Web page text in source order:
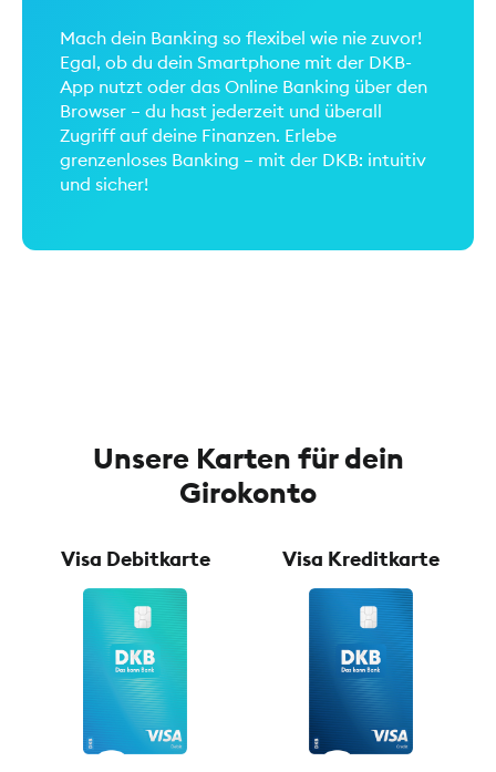
Mach dein Banking so flexibel wie nie zuvor!
Egal, ob du dein Smartphone mit der DKB-
App nutzt oder das Online Banking über den
Browser – du hast jederzeit und überall
Zugriff auf deine Finanzen. Erlebe
grenzenloses Banking – mit der DKB: intuitiv
und sicher!
Unsere Karten für dein
Girokonto
Visa Debitkarte Visa Kreditkarte